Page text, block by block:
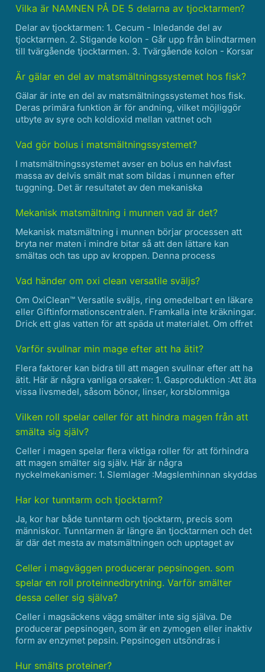
peptider. Pepsin är särskilt viktigt för matsmältn......
Vilka är NAMNEN PÅ DE 5 delarna av tjocktarmen?
Delar av tjocktarmen: 1. Cecum - Inledande del av
tjocktarmen. 2. Stigande kolon - Går upp från blindtarmen
till tvärgående tjocktarmen. 3. Tvärgående kolon - Korsar
tvärgående kolon till sigmoid kolon. 5. Si......
Är gälar en del av matsmältningssystemet hos fisk?
Gälar är inte en del av matsmältningssystemet hos fisk.
Deras primära funktion är för andning, vilket möjliggör
utbyte av syre och koldioxid mellan vattnet och
passerar över dem, som sedan kommer in i
Vad gör bolus i matsmältningssystemet?
I matsmältningssystemet avser en bolus en halvfast
massa av delvis smält mat som bildas i munnen efter
tuggning. Det är resultatet av den mekaniska
är vad som händer med bolusen när den rör sig genom
Mekanisk matsmältning i munnen vad är det?
Mekanisk matsmältning i munnen börjar processen att
bryta ner maten i mindre bitar så att den lättare kan
smältas och tas upp av kroppen. Denna process
fysiskt bryta ner maten till mindre partiklar. Tänderna är
Vad händer om oxi clean versatile sväljs?
Om OxiClean™ Versatile sväljs, ring omedelbart en läkare
eller Giftinformationscentralen. Framkalla inte kräkningar.
Drick ett glas vatten för att späda ut materialet. Om offret
kvävning. Ge upprepade små mängder vatte......
Varför svullnar min mage efter att ha ätit?
Flera faktorer kan bidra till att magen svullnar efter att ha
ätit. Här är några vanliga orsaker: 1. Gasproduktion :Att äta
vissa livsmedel, såsom bönor, linser, korsblommiga
kan orsaka gasproduktion i matsmält......
Vilken roll spelar celler för att hindra magen från att
smälta sig själv?
Celler i magen spelar flera viktiga roller för att förhindra
att magen smälter sig själv. Här är några
nyckelmekanismer: 1. Slemlager :Magslemhinnan skyddas
celler som kallas slemhalsceller. Detta slemskikt funge......
Har kor tunntarm och tjocktarm?
Ja, kor har både tunntarm och tjocktarm, precis som
människor. Tunntarmen är längre än tjocktarmen och det
är där det mesta av matsmältningen och upptaget av
och avfall bildas. Kor har också en fyrkammarmage som
hj......
Celler i magväggen producerar pepsinogen. som
spelar en roll proteinnedbrytning. Varför smälter
dessa celler sig själva?
Celler i magsäckens vägg smälter inte sig själva. De
producerar pepsinogen, som är en zymogen eller inaktiv
form av enzymet pepsin. Pepsinogen utsöndras i
och omvandlas till pepsin. Pepsin börjar då bryta ner
Hur smälts proteiner?